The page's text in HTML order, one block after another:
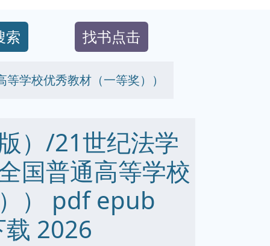
索 找书点击
学校优秀教材（一等奖））
）/21世纪法学
国普通高等学校
） pdf epub
2026